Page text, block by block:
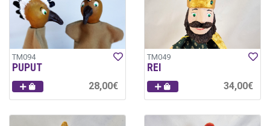
TM094
PUPUT
28,00€
TM049
REI
34,00€